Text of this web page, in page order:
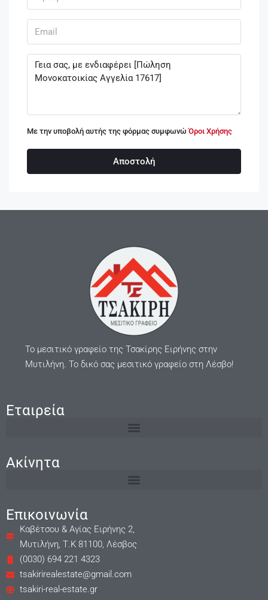
Με την υποβολή αυτής της φόρμας συμφωνώΌροι Χρήσης
Αποστολή
Το μεσιτικό γραφείο της Τσακίρης Ειρήνης στην
Μυτιλήνη. Το δικό σας μεσιτικό γραφείο στη Λέσβο!
Εταιρεία
Ακίνητα
Επικοινωνία
Καβέτσου & Αγίας Ειρήνης 2,
Μυτιλήνη, Τ.Κ 81100, Λέσβος
(0030) 694 221 4323
tsakirirealestate@gmail.com
tsakiri-real-estate.gr